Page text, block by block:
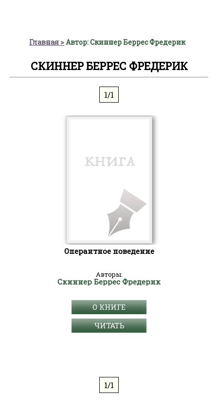
Главная Автор: Скиннер Беррес Фредерик
СКИННЕР БЕРРЕС ФРЕДЕРИК
1/1
Оперантное поведение
Авторы:
Скиннер Беррес Фредерик
О КНИГЕ
ЧИТАТЬ
1/1